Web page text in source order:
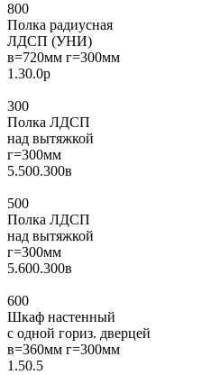
800
Полка радиусная
ЛДСП (УНИ)
в=720мм г=300мм
1.30.0р
300
Полка ЛДСП
над вытяжкой
г=300мм
5.500.300в
500
Полка ЛДСП
над вытяжкой
г=300мм
5.600.300в
600
Шкаф настенный
с одной гориз. дверцей
в=360мм г=300мм
1.50.5